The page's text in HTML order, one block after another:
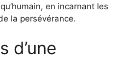
en incarnant les
la persévérance.
d’une